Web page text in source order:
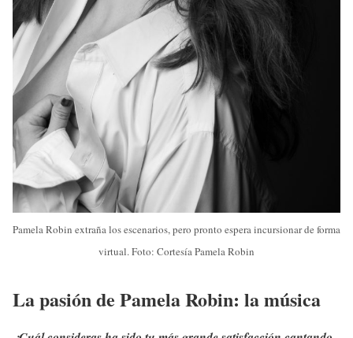
Pamela Robin extraña los escenarios, pero pronto espera incursionar de forma
virtual. Foto: Cortesía Pamela Robin
La pasión de Pamela Robin: la música